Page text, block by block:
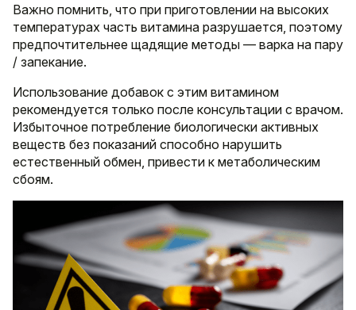
Важно помнить, что при приготовлении на высоких
температурах часть витамина разрушается, поэтому
предпочтительнее щадящие методы — варка на пару
/ запекание.
Использование добавок с этим витамином
рекомендуется только после консультации с врачом.
Избыточное потребление биологически активных
веществ без показаний способно нарушить
естественный обмен, привести к метаболическим
сбоям.